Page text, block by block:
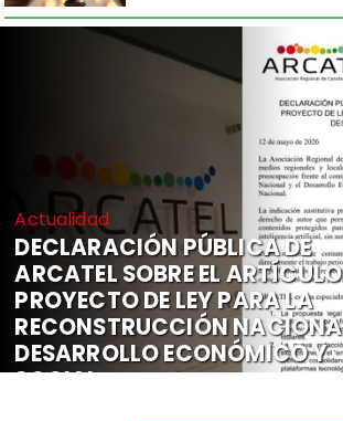
Actualidad
DECLARACIÓN PÚBLICA DE
ARCATEL SOBRE EL
PROYECTO DE LEY PARA LA
RECONSTRUCCIÓN
DESARROLLO ECONÓMICO Y
SOCIAL